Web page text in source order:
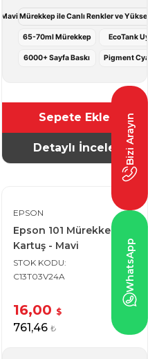
Baskı Deneyimi
Mürekkep ile Canlı Renkler ve Yüksek
65-70ml Mürekkep EcoTank
6000+ Sayfa Baskı Pigment Cyan
Sepete Ekle
Detaylı İncele
EPSON
Epson 101 Mürekkep
Kartuş - Mavi
STOK KODU
C13T03V24A
16,00 $
761,46 ₺
Bizi Arayın
WhatsApp